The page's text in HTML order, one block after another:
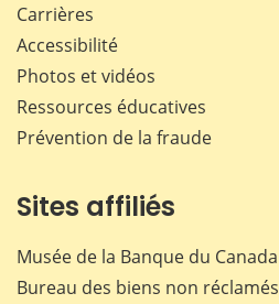
Carrières
Accessibilité
Photos et vidéos
Ressources éducatives
Prévention de la fraude
Sites affiliés
Musée de la Banque du Canada
Bureau des biens non réclamés